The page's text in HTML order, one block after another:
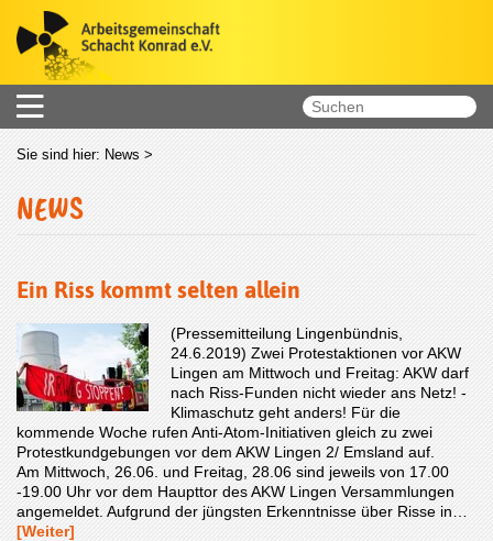
Sie sind hier: News >
NEWS
Ein Riss kommt selten allein
(Pressemitteilung Lingenbündnis,
24.6.2019) Zwei Protestaktionen vor AKW
Lingen am Mittwoch und Freitag: AKW darf
nach Riss-Funden nicht wieder ans Netz! -
Klimaschutz geht anders! Für die
kommende Woche rufen Anti-Atom-Initiativen gleich zu zwei
Protestkundgebungen vor dem AKW Lingen 2/ Emsland auf.
Am Mittwoch, 26.06. und Freitag, 28.06 sind jeweils von 17.00
-19.00 Uhr vor dem Haupttor des AKW Lingen Versammlungen
angemeldet. Aufgrund der jüngsten Erkenntnisse über Risse in…
[Weiter]